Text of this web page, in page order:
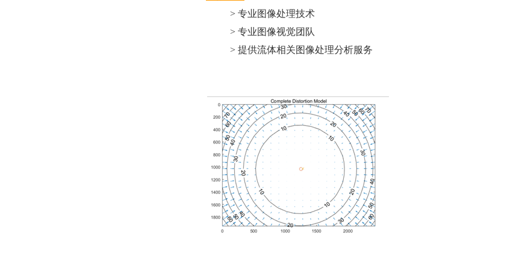
> 专业图像处理技术
> 专业图像视觉团队
> 提供流体相关图像处理分析服务